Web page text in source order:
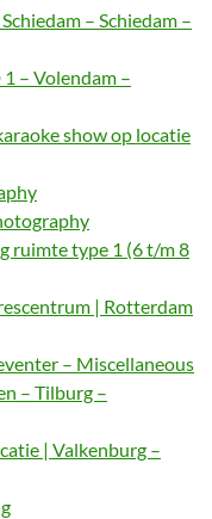
– Schiedam –
– Volendam –
show op locatie
ruimte type 1 (6 t/m 8
| Rotterdam
– Miscellaneous
– Tilburg –
| Valkenburg –